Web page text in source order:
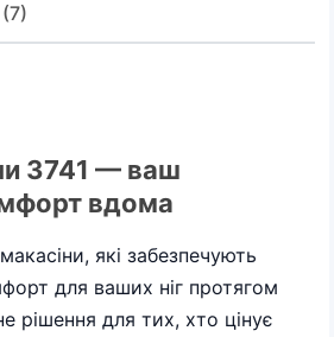
3741 — ваш
вдома
які забезпечують
для ваших ніг протягом
рішення для тих, хто цінує